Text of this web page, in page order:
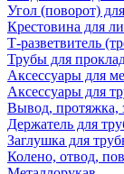
Угол (поворот)
Крестовина для
Т-разветвитель
Трубы для
Аксессуары для
Аксессуары для
Вывод, протяжка,
Держатель для
Заглушка для
Колено, отвод,